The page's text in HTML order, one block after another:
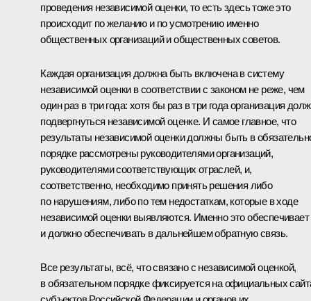
проведения независимой оценки, то есть здесь тоже это
происходит по желанию и по усмотрению именно
общественных организаций и общественных советов.
Каждая организация должна быть включена в систему
независимой оценки в соответствии с законом не реже, чем
один раз в три года: хотя бы раз в три года организация
подвергнуться независимой оценке. И самое главное, что
результаты независимой оценки должны быть в
порядке рассмотрены руководителями организаций,
руководителями соответствующих отраслей, и,
соответственно, необходимо принять решения либо
по нарушениям, либо по тем недостаткам, которые в ходе
независимой оценки выявляются. Именно это обеспечивает
и должно обеспечивать в дальнейшем обратную связь.
Все результаты, всё, что связано с независимой оценкой,
в обязательном порядке фиксируется на официальных